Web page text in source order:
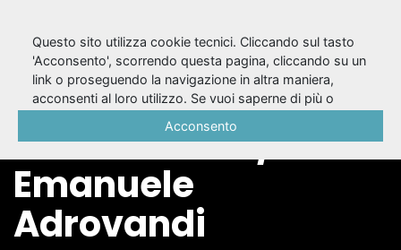
L'estinzione della
razza umana /
Emanuele
Adrovandi
Questo sito utilizza cookie tecnici. Cliccando sul tasto
'Acconsento', scorrendo questa pagina, cliccando su un
link o proseguendo la navigazione in altra maniera,
acconsenti al loro utilizzo. Se vuoi saperne di più o
Acconsento